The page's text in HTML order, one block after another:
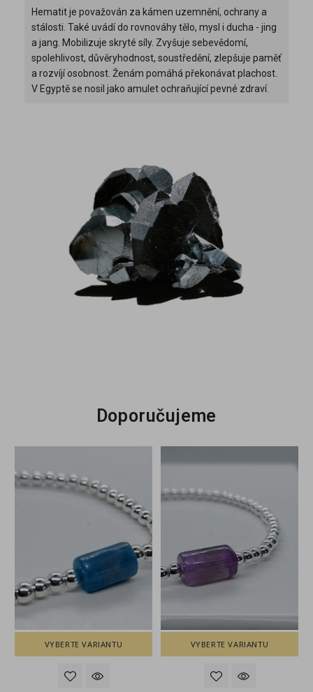
Hematit je považován za kámen uzemnění, ochrany a
stálosti. Také uvádí do rovnováhy tělo, mysl i ducha - jing
a jang. Mobilizuje skryté síly. Zvyšuje sebevědomí,
spolehlivost, důvěryhodnost, soustředění, zlepšuje paměť
a rozvíjí osobnost. Ženám pomáhá překonávat plachost.
V Egyptě se nosil jako amulet ochraňující pevné zdraví.
Doporučujeme
VYBERTE VARIANTU VYBERTE VARIANTU